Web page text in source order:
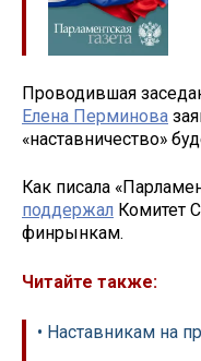
Проводившая
Елена Перминова
«наставничество»
Как писала
поддержал Комитет
финрынкам.
Читайте также:
• Наставникам на